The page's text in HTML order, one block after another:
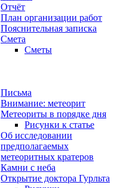
Отчёт
План организации работ
Пояснительная записка
Смета
Сметы
Письма
Внимание: метеорит
Метеориты в порядке дня
Рисунки к статье
Об исследовании
предполагаемых
метеоритных кратеров
Камни с неба
Открытие доктора Гурльта